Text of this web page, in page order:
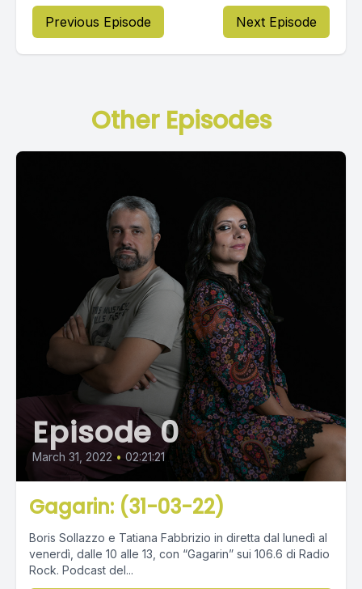
Previous Episode Next Episode
Other Episodes
Episode 0
March 31, 2022 • 02:21:21
Gagarin: (31-03-22)
Boris Sollazzo e Tatiana Fabbrizio in diretta dal lunedì al
venerdì, dalle 10 alle 13, con “Gagarin” sui 106.6 di Radio
Rock. Podcast del...